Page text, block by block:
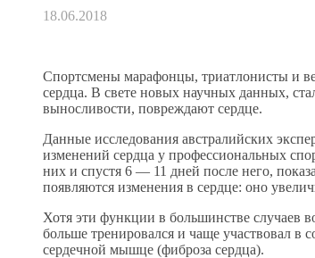
18.06.2018
Спортсмены марафонцы, триатлонисты и
сердца. В свете новых научных данных,
выносливости, повреждают сердце.
Данные исследования австралийских
изменений сердца у профессиональных
них и спустя 6 — 11 дней после него,
появляются изменения в сердце: оно
Хотя эти функции в большинстве случаев
больше тренировался и чаще участвовал
сердечной мышце (фиброза сердца).